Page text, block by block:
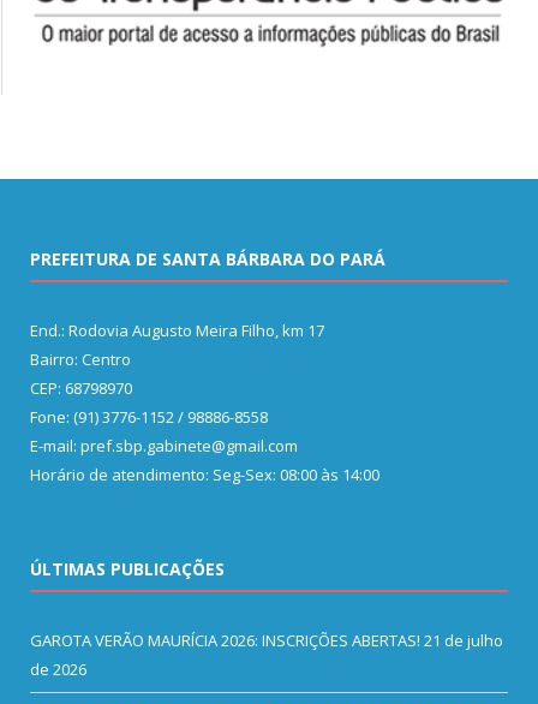
PREFEITURA DE SANTA BÁRBARA DO PARÁ
End.: Rodovia Augusto Meira Filho, km 17
Bairro: Centro
CEP: 68798970
Fone: (91) 3776-1152 / 98886-8558
E-mail: pref.sbp.gabinete@gmail.com
Horário de atendimento: Seg-Sex: 08:00 às 14:00
ÚLTIMAS PUBLICAÇÕES
GAROTA VERÃO MAURÍCIA 2026: INSCRIÇÕES ABERTAS! 21 de julho
de 2026